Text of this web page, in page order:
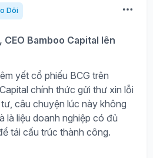
Dõi
CEO Bamboo Capital lên
yết cổ phiếu BCG trên
chính thức gửi thư xin lỗi
câu chuyện lúc này không
là liệu doanh nghiệp có đủ
tái cấu trúc thành công.